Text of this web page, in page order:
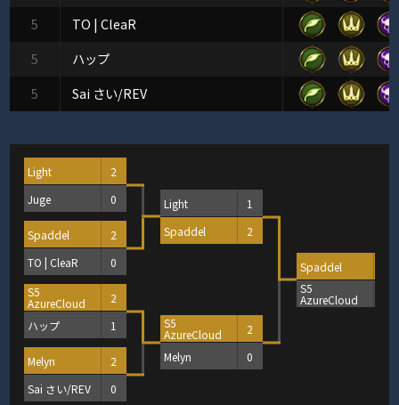
5
TO | CleaR
5
ハップ
5
Sai さい/REV
Light
2
Juge
0
Spaddel
2
TO | CleaR
0
S5
AzureCloud
2
ハップ
1
Melyn
2
Sai さい/REV
0
Light
1
Spaddel
2
S5
AzureCloud
2
Melyn
0
Spaddel
S5
AzureCloud